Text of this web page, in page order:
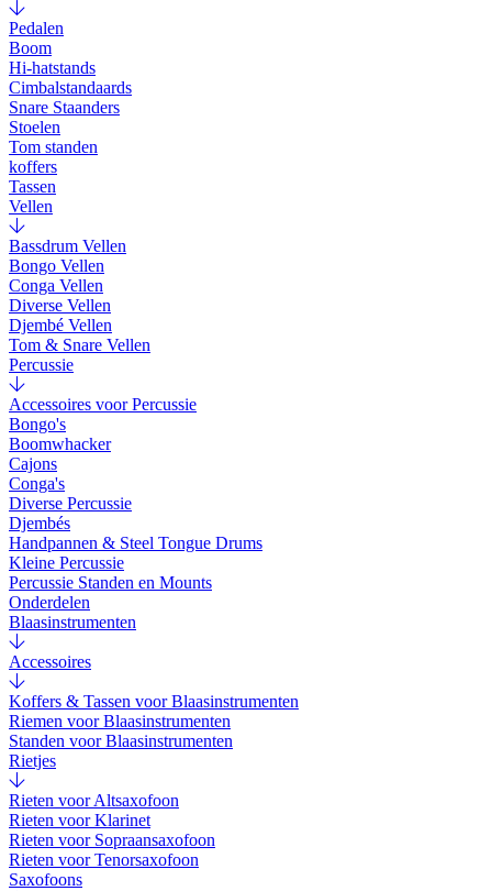
Pedalen
Boom
Hi-hatstands
Cimbalstandaards
Snare Staanders
Stoelen
Tom standen
koffers
Tassen
Vellen
Bassdrum Vellen
Bongo Vellen
Conga Vellen
Diverse Vellen
Djembé Vellen
Tom & Snare Vellen
Percussie
Accessoires voor Percussie
Bongo's
Boomwhacker
Cajons
Conga's
Diverse Percussie
Djembés
Handpannen & Steel Tongue Drums
Kleine Percussie
Percussie Standen en Mounts
Onderdelen
Blaasinstrumenten
Accessoires
Koffers & Tassen voor Blaasinstrumenten
Riemen voor Blaasinstrumenten
Standen voor Blaasinstrumenten
Rietjes
Rieten voor Altsaxofoon
Rieten voor Klarinet
Rieten voor Sopraansaxofoon
Rieten voor Tenorsaxofoon
Saxofoons